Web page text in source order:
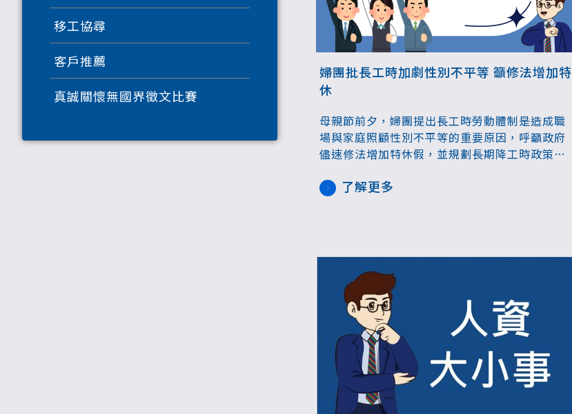
移工協尋
客戶推薦
真誠關懷無國界徵文比賽
婦團批長工時加劇性別不平等 籲修法增加特
休
母親節前夕，婦團提出長工時勞動體制是造成職
場與家庭照顧性別不平等的重要原因，呼籲政府
儘速修法增加特休假，並規劃長期降工時政策；
行性能否提高的關鍵，是在於配套的完備，目前
了解更多